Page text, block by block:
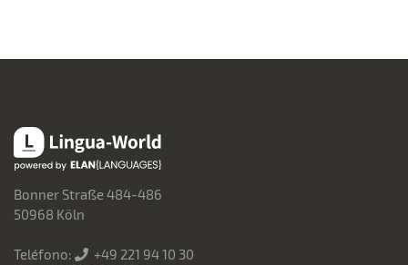
Lingua-World
Bonner Straße 484-486
50968 Köln
Teléfono:
+49 221 94 10 30